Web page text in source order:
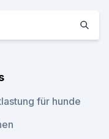
für hunde